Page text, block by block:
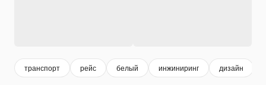
транспорт рейс белый инжиниринг дизайн